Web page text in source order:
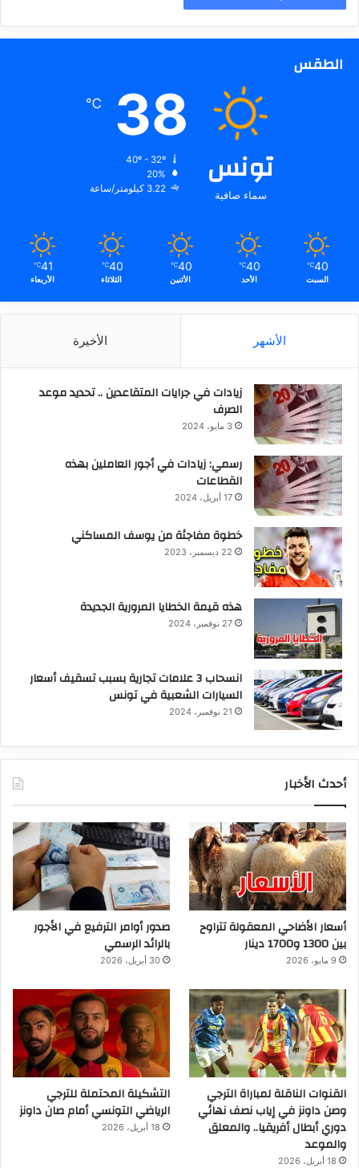
الطقس
تونس
سماء صافية
38
℃
20%
3.22 كيلومتر/ساعة
40
℃
السبت
40
℃
الأحد
40
℃
الأثنين
40
℃
الثلاثاء
41
℃
الأربعاء
الأشهر الأخيرة
زيادات في جرايات المتقاعدين .. تحديد موعد
الصرف
3 مايو، 2024
رسمي: زيادات في أجور العاملين بهذه
القطاعات
17 أبريل، 2024
خطوة مفاجئة من يوسف المساكني
22 ديسمبر، 2023
هذه قيمة الخطايا المرورية الجديدة
27 نوفمبر، 2024
انسحاب 3 علامات تجارية بسبب تسقيف أسعار
السيارات الشعبية في تونس
21 نوفمبر، 2024
أحدث الأخبار
أسعار الأضاحي المعقولة تتراوح
بين 1300 و1700 دينار
9 مايو، 2026
صدور أوامر الترفيع في الأجور
بالرائد الرسمي
30 أبريل، 2026
القنوات الناقلة لمباراة الترجي
وصن داونز في إياب نصف نهائي
دوري أبطال أفريقيا.. والمعلق
والموعد
18 أبريل، 2026
التشكيلة المحتملة للترجي
الرياضي التونسي أمام صان داونز
18 أبريل، 2026